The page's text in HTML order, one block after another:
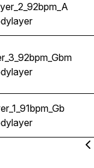
layer
layer
layer